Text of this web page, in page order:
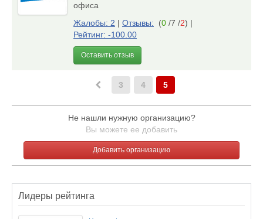
офиса
Жалобы: 2 | Отзывы: (0 /7 /2) |
Рейтинг: -100.00
Оставить отзыв
3 4 5
Не нашли нужную организацию?
Вы можете ее добавить
Добавить организацию
Лидеры рейтинга